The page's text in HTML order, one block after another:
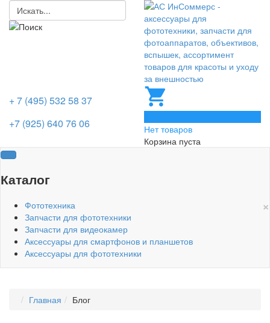
+ 7 (495) 532 58 37
+7 (925) 640 76 06
Нет товаров
Корзина пуста
Каталог
×
Фототехника
Запчасти для фототехники
Запчасти для видеокамер
Аксессуары для смартфонов и планшетов
Аксессуары для фототехники
Главная Блог